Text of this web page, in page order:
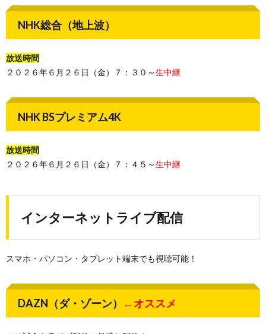
NHK総合（地上波）
放送時間
２０２６年６月２６日（金）７：３０～生中継
NHK BSプレミアム4K
放送時間
２０２６年６月２６日（金）７：４５～生中継
インターネットライブ配信
スマホ・パソコン・タブレット端末でも視聴可能！
DAZN（ダ・ゾーン） ←オススメ